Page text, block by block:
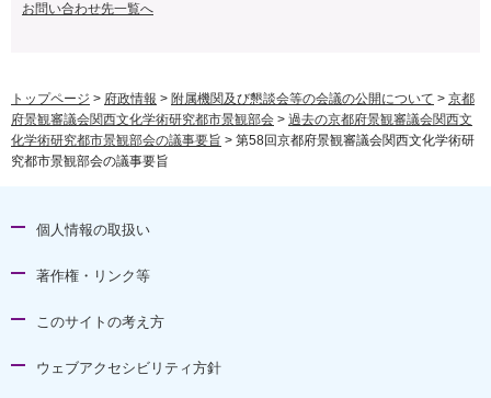
お問い合わせ先一覧へ
トップページ > 府政情報 > 附属機関及び懇談会等の会議の公開について > 京都
府景観審議会関西文化学術研究都市景観部会 > 過去の京都府景観審議会関西文
化学術研究都市景観部会の議事要旨 > 第58回京都府景観審議会関西文化学術研
究都市景観部会の議事要旨
個人情報の取扱い
著作権・リンク等
このサイトの考え方
ウェブアクセシビリティ方針